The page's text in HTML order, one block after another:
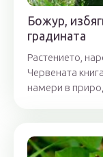
Божур,
градината
Растението,
Червената
намери в